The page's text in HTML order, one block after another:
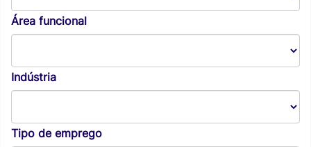
Área funcional
Indústria
Tipo de emprego